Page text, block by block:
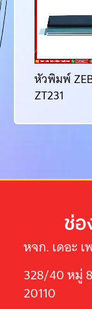
หัวพิมพ์
ZT231
ช่อ
หจก. เดอะ
328/40 หมู่
20110